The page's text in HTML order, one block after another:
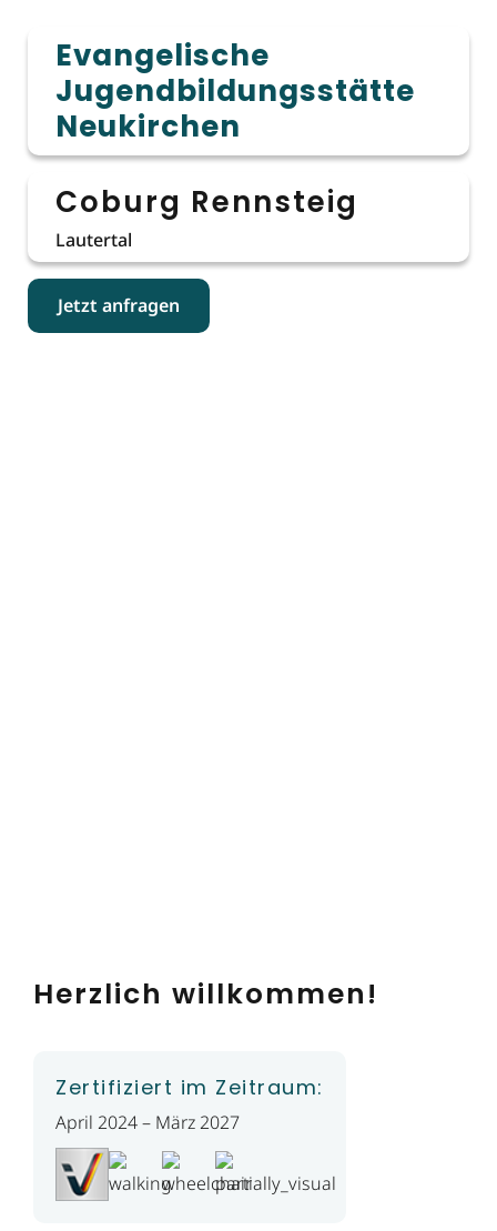
Evangelische
Jugendbildungsstätte
Neukirchen
Coburg Rennsteig
Lautertal
Jetzt anfragen
Herzlich willkommen!
Zertifiziert im Zeitraum:
April 2024 – März 2027